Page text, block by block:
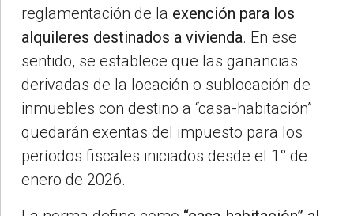
reglamentación de la exención para los
alquileres destinados a vivienda. En ese
sentido, se establece que las ganancias
derivadas de la locación o sublocación de
inmuebles con destino a “casa-habitación”
quedarán exentas del impuesto para los
períodos fiscales iniciados desde el 1° de
enero de 2026.